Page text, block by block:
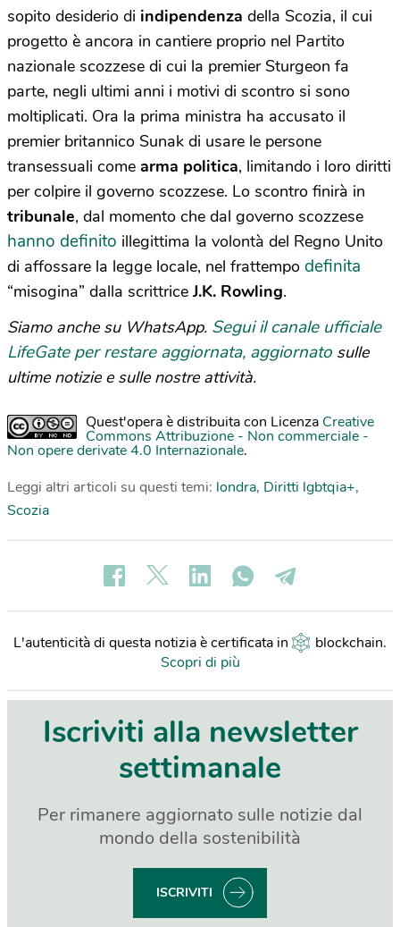
sopito desiderio di indipendenza della Scozia, il cui
progetto è ancora in cantiere proprio nel Partito
nazionale scozzese di cui la premier Sturgeon fa
parte, negli ultimi anni i motivi di scontro si sono
moltiplicati. Ora la prima ministra ha accusato il
premier britannico Sunak di usare le persone
transessuali come arma politica, limitando i loro diritti
per colpire il governo scozzese. Lo scontro finirà in
tribunale, dal momento che dal governo scozzese
hanno definito illegittima la volontà del Regno Unito
di affossare la legge locale, nel frattempo definita
“misogina” dalla scrittriceJ.K. Rowling.
Siamo anche su WhatsApp. Segui il canale ufficiale
LifeGate per restare aggiornata, aggiornato sulle
ultime notizie e sulle nostre attività.
Quest'opera è distribuita con Licenza Creative
Commons Attribuzione - Non commerciale -
Non opere derivate 4.0 Internazionale.
Leggi altri articoli su questi temi: londra, Diritti lgbtqia+,
Scozia
L'autenticità di questa notizia è certificata in blockchain.
Scopri di più
Iscriviti alla newsletter
settimanale
Per rimanere aggiornato sulle notizie dal
mondo della sostenibilità
ISCRIVITI